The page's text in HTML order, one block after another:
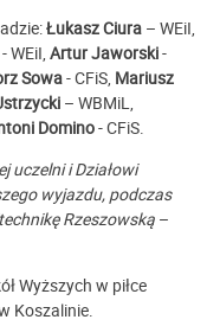
ŁukaszCiura – WEiI,
- WEiI, Artur Jaworski-
Sowa- CFiS, Mariusz
– WBMiL,
Domino- CFiS.
uczelni i Działowi
wyjazdu, podczas
Rzeszowską –
Wyższych w piłce
Koszalinie.